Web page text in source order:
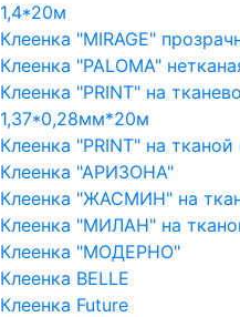
1,4*20м
Клеенка "MIRAGE"
Клеенка "PALOMA"
Клеенка "PRINT" на
1,37*0,28мм*20м
Клеенка "PRINT" на
Клеенка "АРИЗОНА"
Клеенка "ЖАСМИН" на
Клеенка "МИЛАН" на
Клеенка "МОДЕРНО"
Клеенка BELLE
Клеенка Future